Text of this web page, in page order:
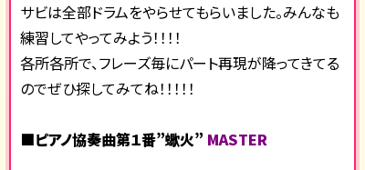
サビは全部ドラムをやらせてもらいました。みんなも
練習してやってみよう！！！！
各所各所で、フレーズ毎にパート再現が降ってきてる
のでぜひ探してみてね！！！！！
■ピアノ協奏曲第１番”蠍火” MASTER